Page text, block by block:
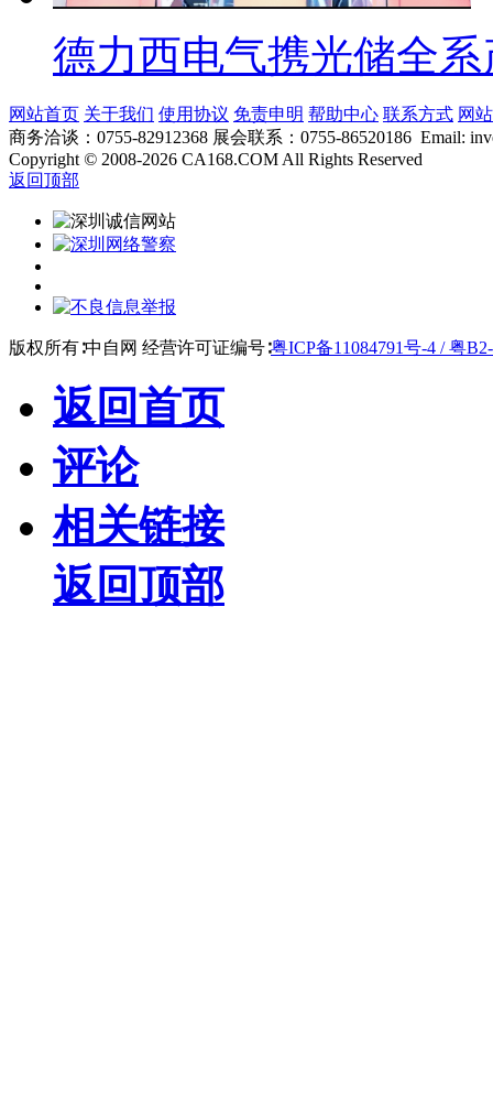
德力西电气携光储全系
网站首页 关于我们 使用协议 免责申明 帮助中心 联系方式 网
商务洽谈：0755-82912368 展会联系：0755-86520186 Email:
Copyright © 2008-2026 CA168.COM All Rights Reserved
返回顶部
版权所有∶中自网 经营许可证编号∶粤ICP备11084791号-4 / 粤
返回首页
评论
相关链接
返回顶部